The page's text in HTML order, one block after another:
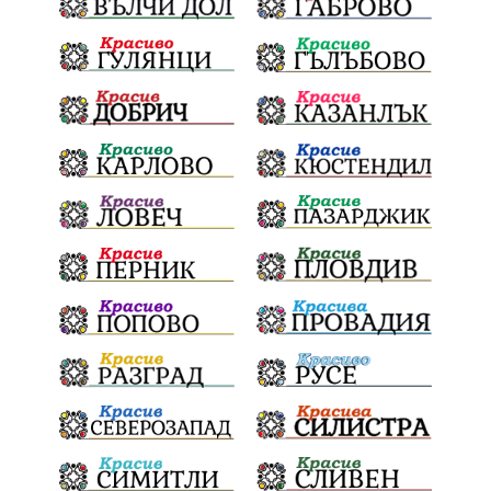
културен календар подкрепа
Дарителска кампания театър напояване
Георги Парцалев Българска армия
Радостин Василев Регионална библиотека
„Христо Смирненски“ „Евровизия“
РДПБЗН спасителна акция Проверка
проверки DARA